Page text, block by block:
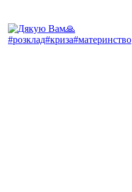
#розклад#криза#материнство